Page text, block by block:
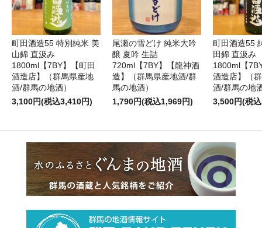
町田酒造55 特別純米 美
山錦 直汲み
1800ml【7BY】【町田
酒造店】（群馬県産地
酒/群馬の地酒）
3,100円(税込3,410円)
尾瀬の雪どけ 純米大吟
醸 夏吟 生詰
720ml【7BY】【龍神酒
造】（群馬県産地酒/群
馬の地酒）
1,790円(税込1,969円)
町田酒造55
田錦 直汲み
1800ml【
酒造店】（
酒/群馬の地
3,500円(税